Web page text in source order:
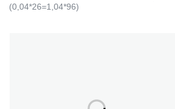
(0,04*26=1,04*96)